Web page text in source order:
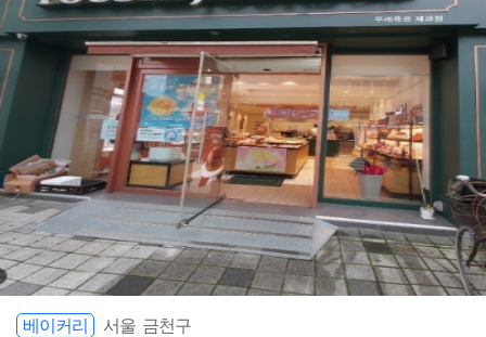
베이커리 서울 금천구